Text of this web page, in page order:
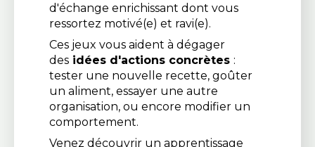
d'échange enrichissant dont vous
ressortez motivé(e) et ravi(e).
Ces jeux vous aident à dégager
des idées d'actions concrètes :
tester une nouvelle recette, goûter
un aliment, essayer une autre
organisation, ou encore modifier un
comportement.
Venez découvrir un apprentissage